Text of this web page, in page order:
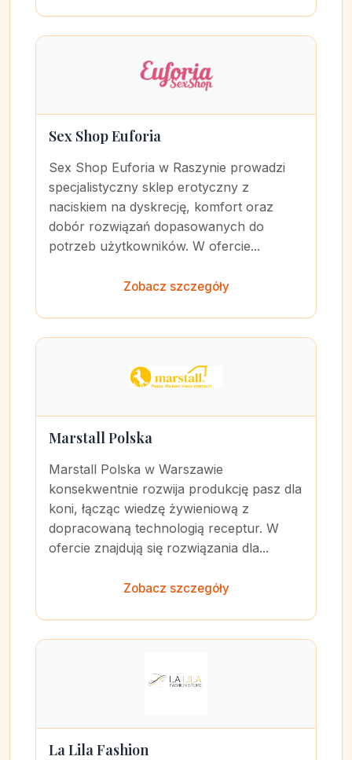
Sex Shop Euforia
Sex Shop Euforia w Raszynie prowadzi
specjalistyczny sklep erotyczny z
naciskiem na dyskrecję, komfort oraz
dobór rozwiązań dopasowanych do
potrzeb użytkowników. W ofercie...
Zobacz szczegóły
Marstall Polska
Marstall Polska w Warszawie
konsekwentnie rozwija produkcję pasz dla
koni, łącząc wiedzę żywieniową z
dopracowaną technologią receptur. W
ofercie znajdują się rozwiązania dla...
Zobacz szczegóły
La Lila Fashion